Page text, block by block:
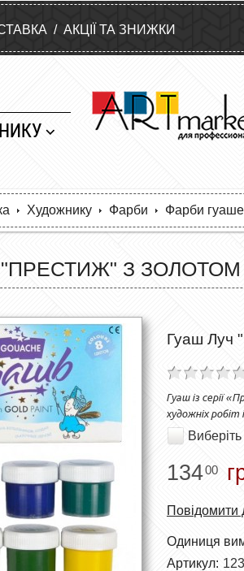
/ АКЦІЇ ТА ЗНИЖКИ
Художнику Фарби Фарби
З ЗОЛОТОМ
Гуаш Луч
Гуаш із серії
художніх
13400
Повідомити
Одиниця
Артикул: